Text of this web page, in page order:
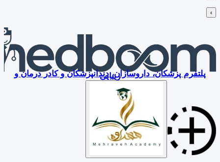
›
پلتفرم پزشکان، داروسازان، دندانپزشکان و کادر درمان و
زیبایی